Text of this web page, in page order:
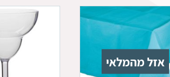
אזל מהמלאי